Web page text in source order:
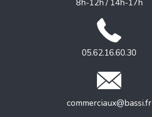
8h-12h / 14h-17h
05.62.16.60.30
commerciaux@bassi.fr